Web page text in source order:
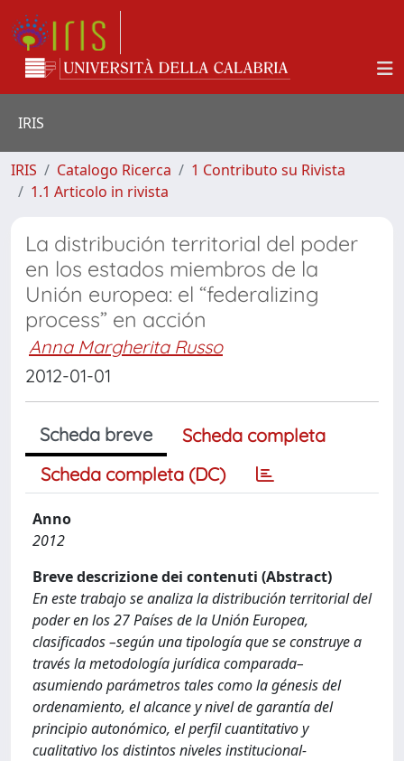
IRIS
IRIS Catalogo Ricerca
1 Contributo su Rivista
1.1 Articolo in rivista
La distribución territorial del poder
en los estados miembros de la
Unión europea: el “federalizing
process” en acción
Anna Margherita Russo
2012-01-01
Scheda breve
Scheda completa
Scheda completa (DC)
Anno
2012
Breve descrizione dei contenuti (Abstract)
En este trabajo se analiza la distribución territorial del
poder en los 27 Países de la Unión Europea,
clasificados –según una tipología que se construye a
través la metodología jurídica comparada–
asumiendo parámetros tales como la génesis del
ordenamiento, el alcance y nivel de garantía del
principio autonómico, el perfil cuantitativo y
cualitativo los distintos niveles institucional-